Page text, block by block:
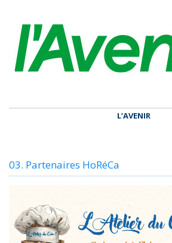
L’AVENIR
03. Partenaires HoRéCa